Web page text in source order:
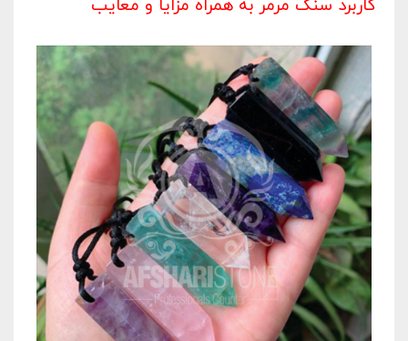
کاربرد سنگ مرمر به همراه مزایا و معایب